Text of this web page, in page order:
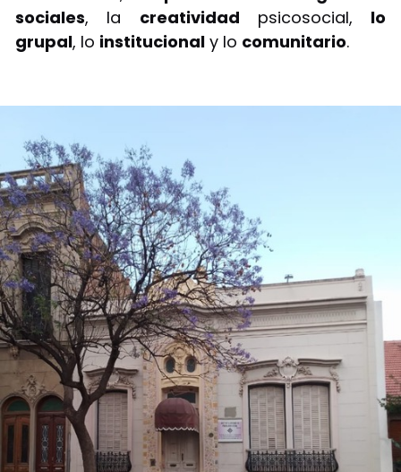
sociales, la creatividad psicosocial, lo
grupal, lo institucional y lo comunitario.